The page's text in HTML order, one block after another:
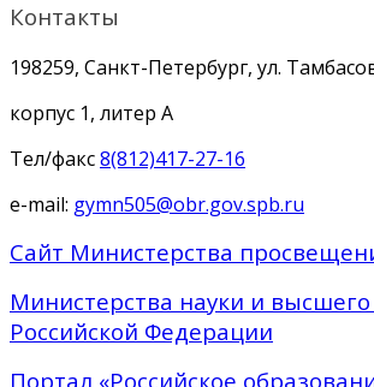
Контакты
198259, Санкт-Петербург, ул.
корпус 1, литер А
Тел/факс8(812)417-27-16
e-mail: gymn505@obr.gov.spb.ru
Сайт Министерства
Министерства науки и
Российской Федерации
Портал «Российское